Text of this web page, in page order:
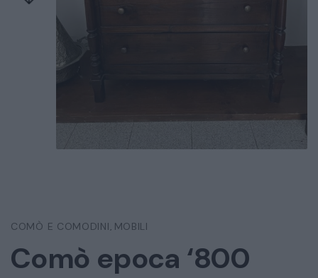
COMÒ E COMODINI , MOBILI
Comò epoca ‘800